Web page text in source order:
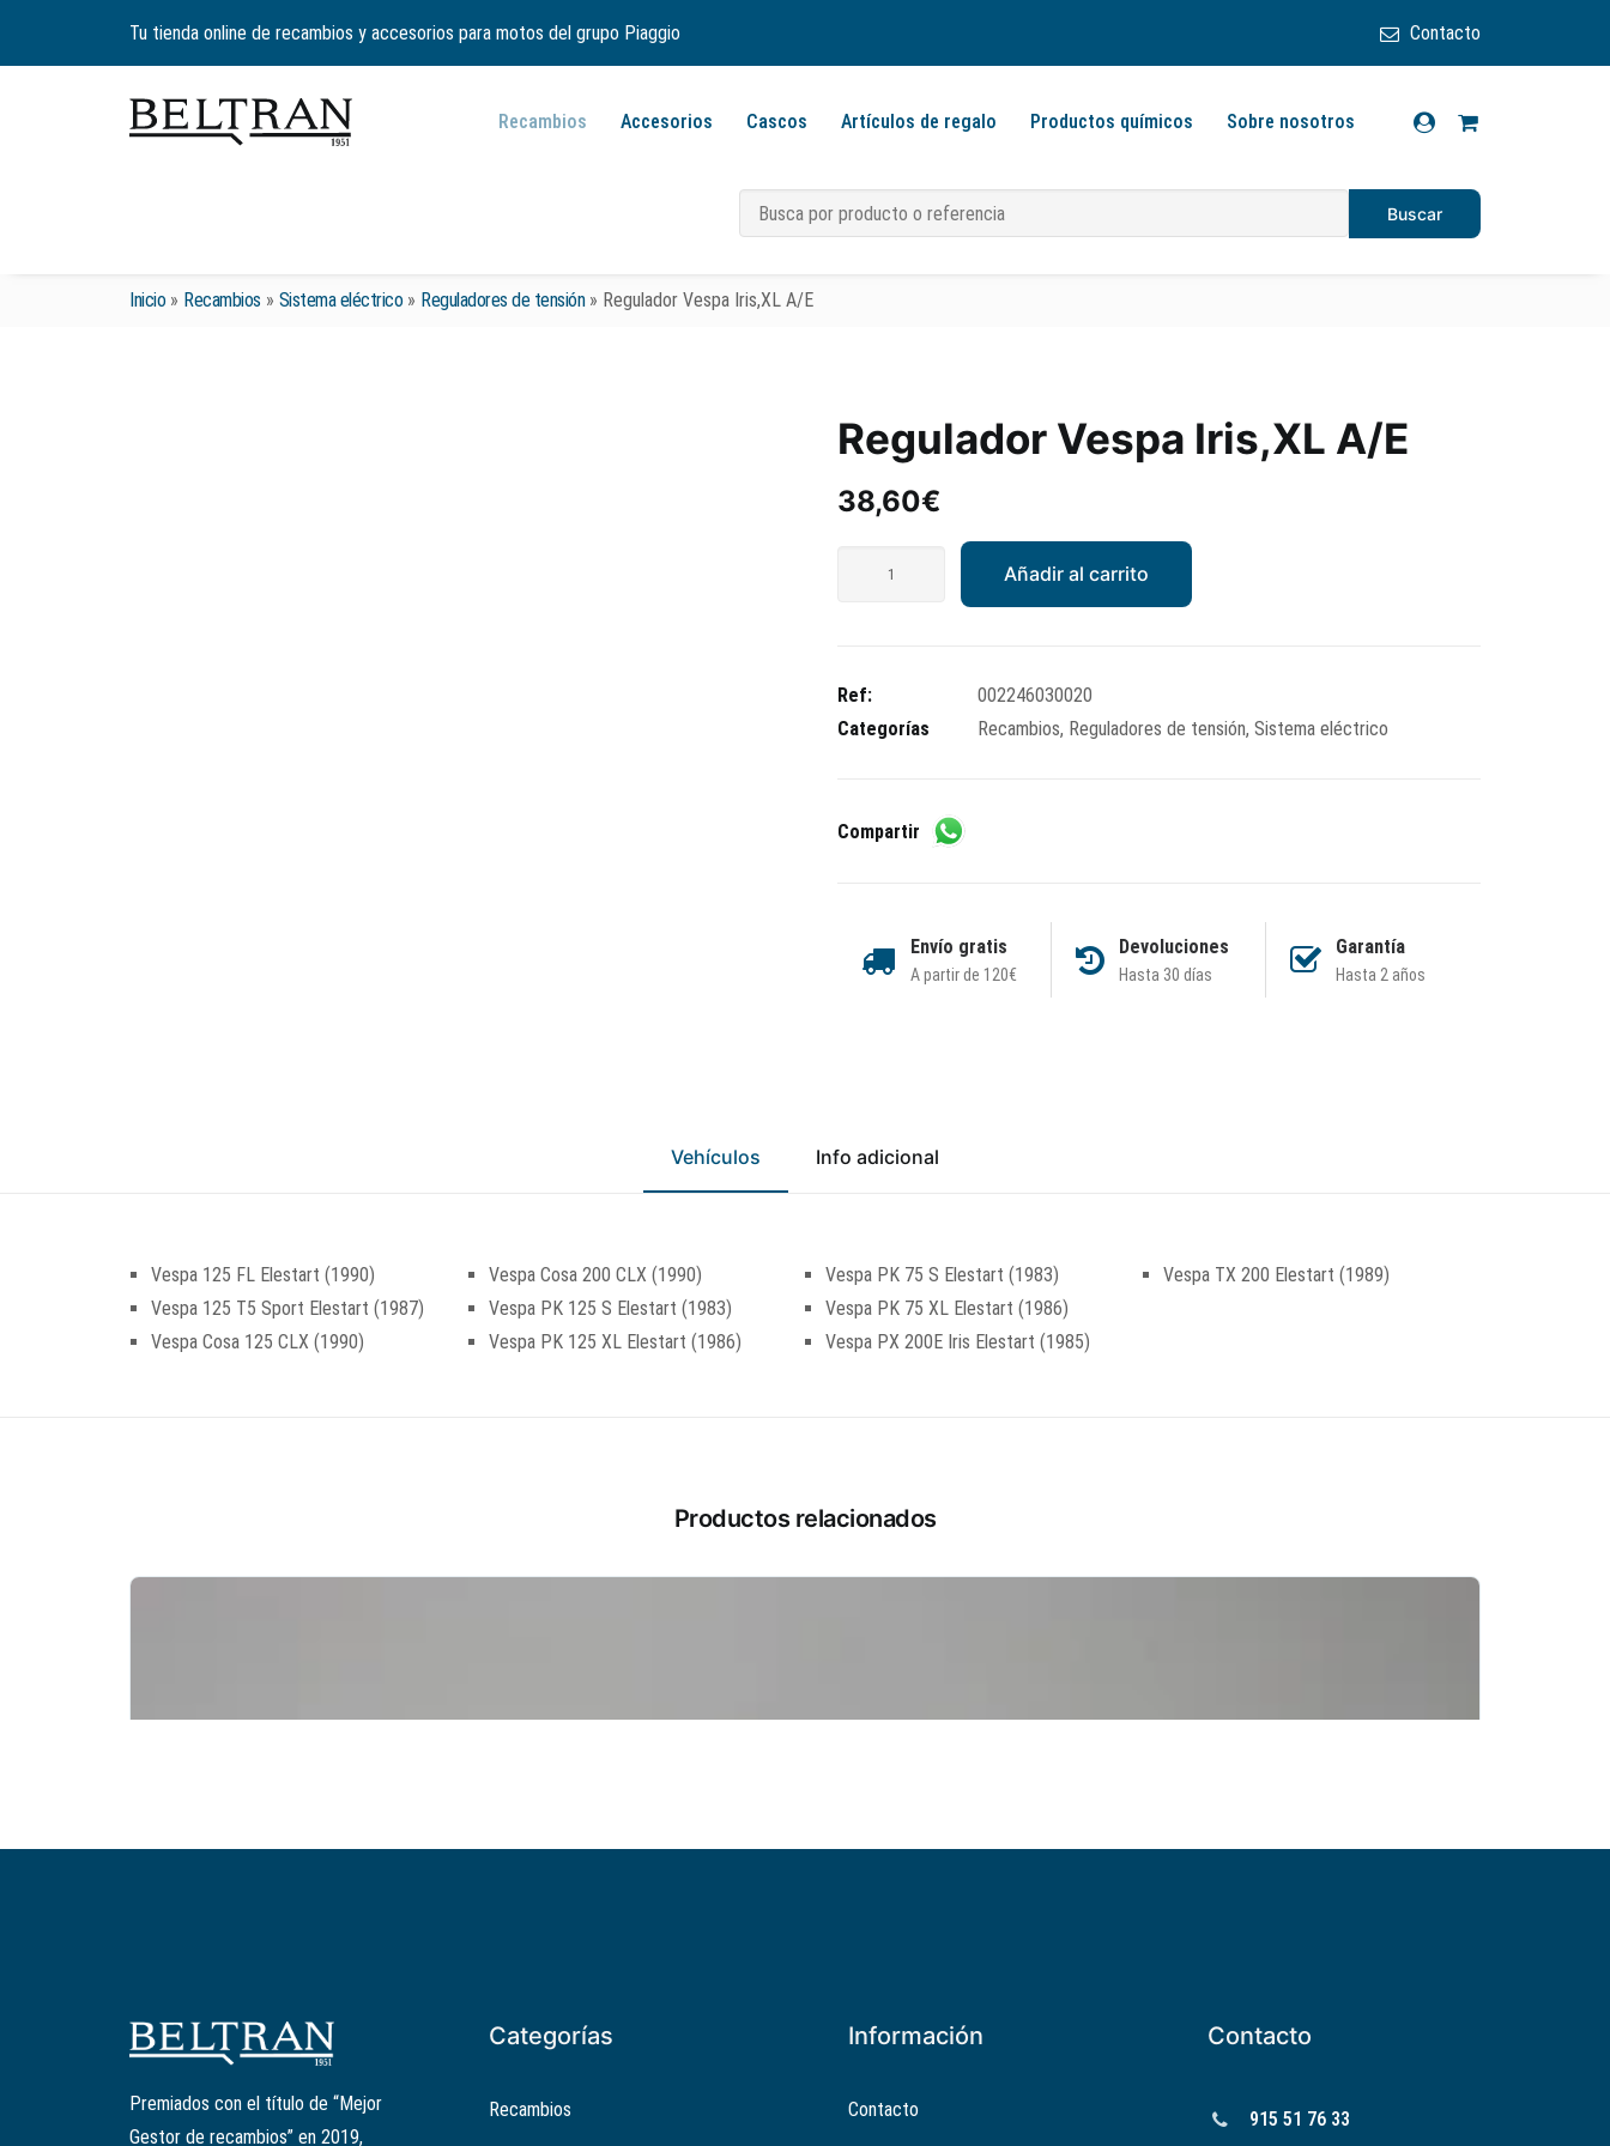
Tu tienda online de recambios y accesorios para motos del grupo Piaggio Contacto
Recambios Accesorios Cascos Artículos de regalo Productos químicos Sobre nosotros
Inicio» Recambios » Sistema eléctrico» Reguladores de tensión» Regulador Vespa Iris,XL A/E
Regulador Vespa Iris,XL A/E
38,60€
cantidad
Añadir al carrito
Ref:
002246030020
Categorías
Recambios, Reguladores de tensión, Sistema eléctrico
Compartir
Envío gratis
A partir de 120€
Devoluciones
Hasta 30 días
Garantía
Hasta 2 años
Vehículos Info adicional
Vespa 125 FL Elestart (1990)
Vespa 125 T5 Sport Elestart (1987)
Vespa Cosa 125 CLX (1990)
Vespa Cosa 200 CLX (1990)
Vespa PK 125 S Elestart (1983)
Vespa PK 125 XL Elestart (1986)
Vespa PK 75 S Elestart (1983)
Vespa PK 75 XL Elestart (1986)
Vespa PX 200E Iris Elestart (1985)
Vespa TX 200 Elestart (1989)
Productos relacionados
Premiados con el título de “Mejor
Gestor de recambios” en 2019,
Categorías
Recambios
Información
Contacto
Contacto
915 51 76 33